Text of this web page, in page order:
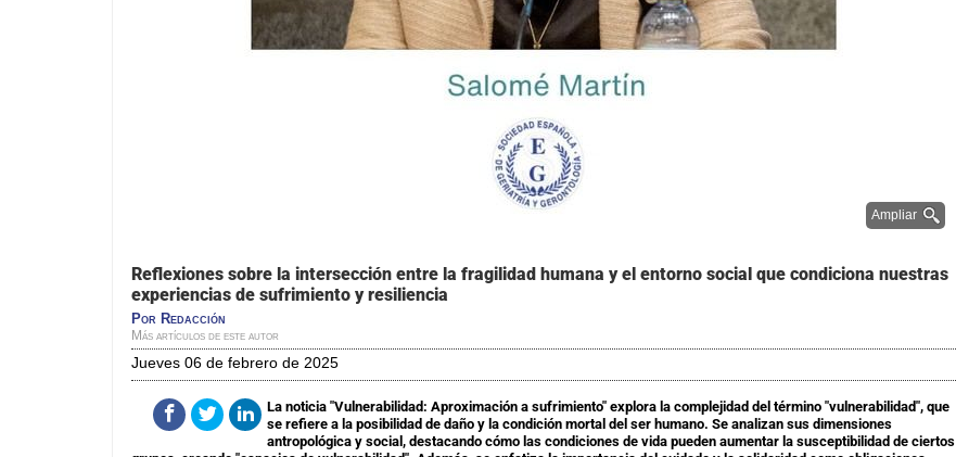
Ampliar
Reflexiones sobre la intersección entre la fragilidad humana y el entorno social que condiciona nuestras
experiencias de sufrimiento y resiliencia
Por Redacción
Más artículos de este autor
jueves 06 de febrero de 2025
La noticia "Vulnerabilidad: Aproximación a sufrimiento" explora la complejidad del término "vulnerabilidad", que
se refiere a la posibilidad de daño y la condición mortal del ser humano. Se analizan sus dimensiones
antropológica y social, destacando cómo las condiciones de vida pueden aumentar la susceptibilidad de ciertos